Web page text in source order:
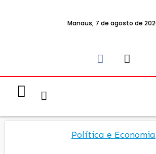
Manaus, 7 de agosto de
Política e Economia